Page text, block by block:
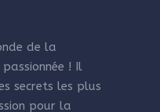
de la
passionnée ! Il
secrets les plus
pour la